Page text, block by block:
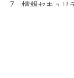
7 情報セキュリ